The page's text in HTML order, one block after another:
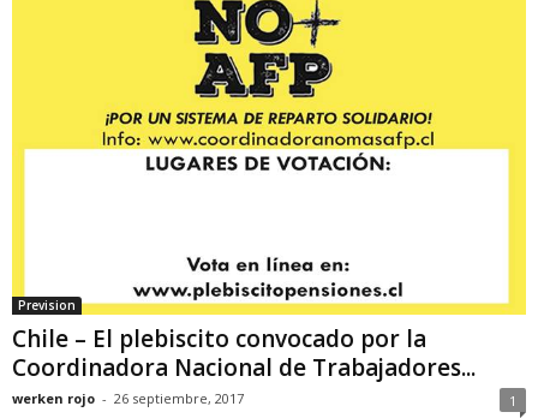
Prevision
Chile – El plebiscito convocado por la
Coordinadora Nacional de Trabajadores...
werken rojo - 26 septiembre, 2017 1